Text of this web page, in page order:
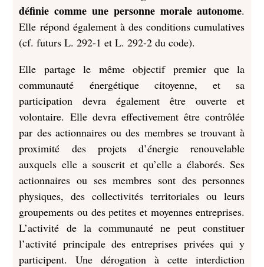
définie comme une personne morale autonome.
Elle répond également à des conditions cumulatives
(cf. futurs L. 292-1 et L. 292-2 du code).
Elle partage le même objectif premier que la
communauté énergétique citoyenne, et sa
participation devra également être ouverte et
volontaire. Elle devra effectivement être contrôlée
par des actionnaires ou des membres se trouvant à
proximité des projets d’énergie renouvelable
auxquels elle a souscrit et qu’elle a élaborés. Ses
actionnaires ou ses membres sont des personnes
physiques, des collectivités territoriales ou leurs
groupements ou des petites et moyennes entreprises.
L’activité de la communauté ne peut constituer
l’activité principale des entreprises privées qui y
participent. Une dérogation à cette interdiction